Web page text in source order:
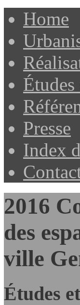
Home
Presse
Index
2016
des
ville
Études